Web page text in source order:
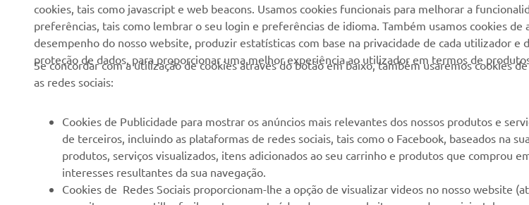
Imprensa
Catálogos
Trabalhar na Yamaha
Eventos
Política de Direitos
Humanos
Política Básica de
Campos de golfe
Socorristas
Unidade de Negócios de
Robótica
Parcerias
Informação Técnica para
Yamaha Racing
Yamaha Motor Global
Aplicações móveis
Cliente
Livro de
Catálogo
Gestão
baterias e
cookies, tais como javascript e web beacons. Usamos cookies funcionais para melhorar a
preferências, tais como lembrar o seu login e preferências de idioma. Também usamos cookies de
desempenho do nosso website, produzir estatísticas com base na privacidade de cada utilizador e
proteção de dados, para proporcionar uma melhor experiência ao utilizador em termos de
Se concordar com a utilização de cookies através do botão em baixo, também usaremos cookies
as redes sociais:
Cookies de Publicidade para mostrar os anúncios mais relevantes dos nossos produtos e
de terceiros, incluindo as plataformas de redes sociais, tais como o Facebook, baseados na
produtos, serviços visualizados, itens adicionados ao seu carrinho e produtos que comprou
interesses resultantes da sua navegação.
Cookies de Redes Sociais proporcionam-lhe a opção de visualizar videos no nosso website